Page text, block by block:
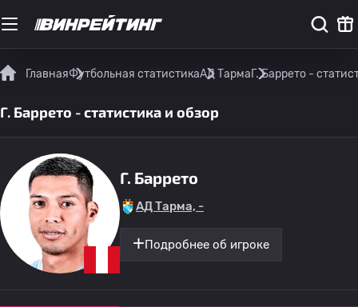
ГлавнаяФутбольная статистикаАД ТармаГ. Баррето -
Г. Баррето - статистика и обзор
Г. Баррето
АД Тарма, -
Подробнее об игроке